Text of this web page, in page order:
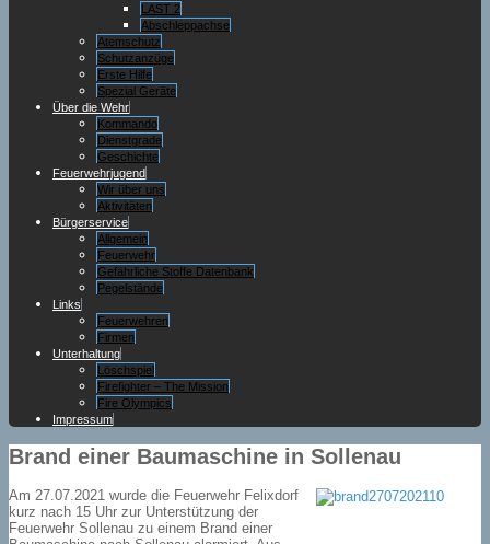
LAST 2
Abschleppachse
Atemschutz
Schutzanzüge
Erste Hilfe
Spezial Geräte
Über die Wehr
Kommando
Dienstgrade
Geschichte
Feuerwehrjugend
Wir über uns
Aktivitäten
Bürgerservice
Allgemein
Feuerwehr
Gefährliche Stoffe Datenbank
Pegelstände
Links
Feuerwehren
Firmen
Unterhaltung
Löschspiel
Firefighter – The Mission
Fire Olympics
Impressum
Brand einer Baumaschine in Sollenau
Am 27.07.2021 wurde die Feuerwehr Felixdorf
kurz nach 15 Uhr zur Unterstützung der
Feuerwehr Sollenau zu einem Brand einer